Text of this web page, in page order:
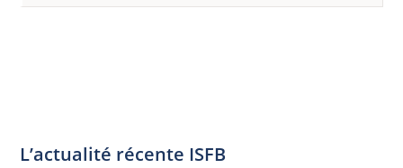
L’actualité récente ISFB